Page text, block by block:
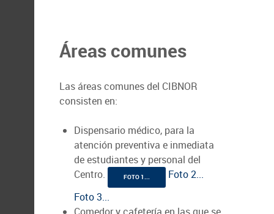
Áreas comunes
Las áreas comunes del CIBNOR
consisten en:
Dispensario médico, para la
atención preventiva e inmediata
de estudiantes y personal del
Centro.
FOTO 1...
Foto 2...
Foto 3...